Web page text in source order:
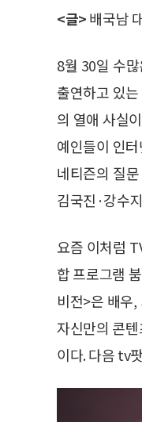
<글>배국남
8월 30일 수
출연하고 있
의 열애 사실
예인들이 인
네티즌의 질
김국진·강수
요즘 이처럼
합 프로그램
비전>은 배우
자신만의 콘
이다. 다음 tv